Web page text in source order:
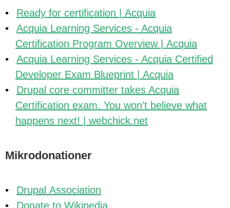
Ready for certification | Acquia
Acquia Learning Services - Acquia
Certification Program Overview | Acquia
Acquia Learning Services - Acquia Certified
Developer Exam Blueprint | Acquia
Drupal core committer takes Acquia
Certification exam. You won’t believe what
happens next! | webchick.net
Mikrodonationer
Drupal Association
Donate to Wikipedia